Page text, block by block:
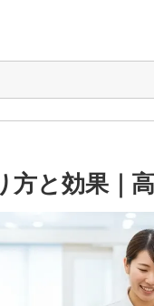
方と効果｜